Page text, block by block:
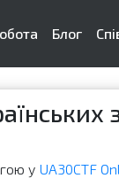
Блог
у UA30CTF